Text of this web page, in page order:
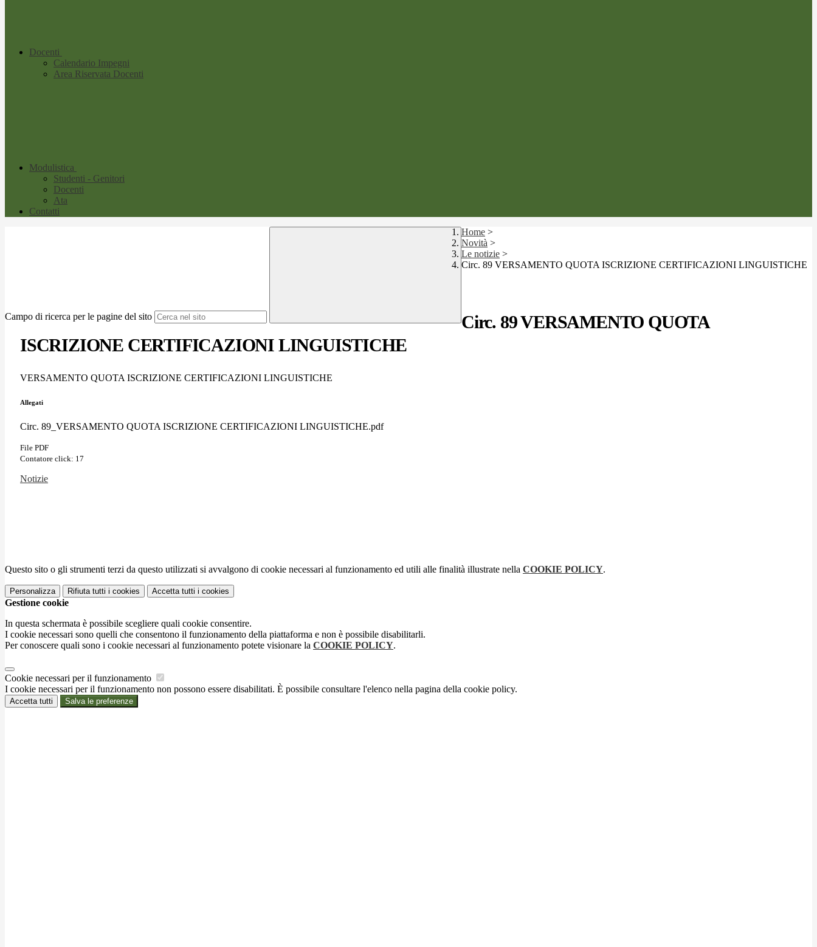
Docenti
Calendario Impegni
Area Riservata Docenti
Modulistica
Studenti - Genitori
Docenti
Ata
Contatti
Campo di ricerca per le pagine del sito
Home >
Novità >
Le notizie >
Circ. 89 VERSAMENTO QUOTA ISCRIZIONE CERTIFICAZIONI LINGUISTICHE
Circ. 89 VERSAMENTO QUOTA
ISCRIZIONE CERTIFICAZIONI LINGUISTICHE
VERSAMENTO QUOTA ISCRIZIONE CERTIFICAZIONI LINGUISTICHE
Allegati
Circ. 89_VERSAMENTO QUOTA ISCRIZIONE CERTIFICAZIONI LINGUISTICHE.pdf
File PDF
Contatore click: 17
Notizie
Questo sito o gli strumenti terzi da questo utilizzati si avvalgono di cookie necessari al funzionamento ed utili alle finalità illustrate nella COOKIE POLICY.
Personalizza Rifiuta tutti i cookies Accetta tutti i cookies
Gestione cookie
In questa schermata è possibile scegliere quali cookie consentire.
I cookie necessari sono quelli che consentono il funzionamento della piattaforma e non è possibile disabilitarli.
Per conoscere quali sono i cookie necessari al funzionamento potete visionare la COOKIE POLICY.
Cookie necessari per il funzionamento
I cookie necessari per il funzionamento non possono essere disabilitati. È possibile consultare l'elenco nella pagina della cookie policy.
Accetta tutti Salva le preferenze